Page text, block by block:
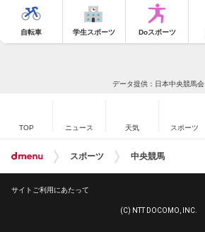
自転車 学生スポーツ Doスポーツ
データ提供：日本中央競馬会
TOP ニュース 天気 スポーツ
スポーツ 中央競馬
サイトご利用にあたって
(C) NTT DOCOMO, INC.